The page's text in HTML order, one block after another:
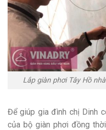
Lắp giàn phơi Tây Hồ
Để giúp gia đình chị Dinh
của bộ giàn phơi đồng